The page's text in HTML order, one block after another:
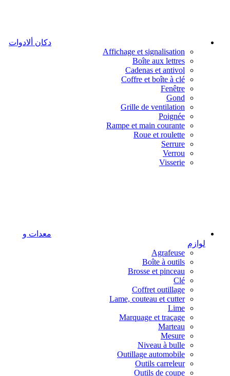
دكان ألادوات
Affichage et signalisation
Boîte aux lettres
Cadenas et antivol
Coffre et boîte à clé
Fenêtre
Gond
Grille de ventilation
Poignée
Rampe et main courante
Roue et roulette
Serrure
Verrou
Visserie
معدات و
لوازم
Agrafeuse
Boîte à outils
Brosse et pinceau
Clé
Coffret outillage
Lame, couteau et cutter
Lime
Marquage et traçage
Marteau
Mesure
Niveau à bulle
Outillage automobile
Outils carreleur
Outils de coupe